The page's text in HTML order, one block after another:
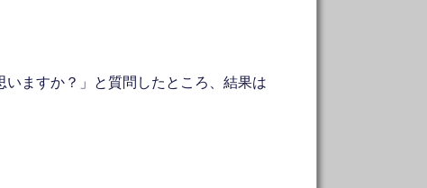
ますか？」と質問したところ、結果は